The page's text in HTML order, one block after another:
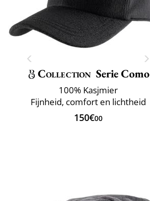
Collection Serie Como
100% Kasjmier
Fijnheid, comfort en lichtheid
150€00